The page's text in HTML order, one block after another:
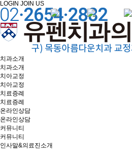
LOGIN JOIN US
치과소개
치과소개
치아교정
치아교정
치료증례
치료증례
온라인상담
온라인상담
커뮤니티
커뮤니티
인사말&의료진소개